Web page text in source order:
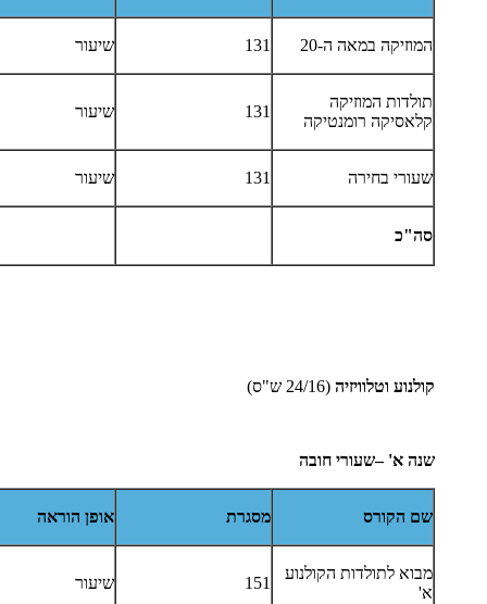
המוזיקה במאה ה-20 131 שיעור
תולדות המוזיקה
קלאסיקה רומנטיקה
131 שיעור
שעורי בחירה 131 שיעור
סה"כ
קולנוע וטלוויזיה (24/16 ש"ס)
שנה א' –שעורי חובה
שם הקורס מסגרת אופן הוראה
מבוא לתולדות הקולנוע
א'
151 שיעור